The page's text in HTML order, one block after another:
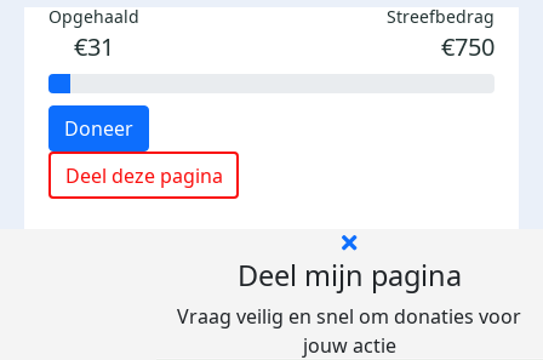
Opgehaald
€31
Streefbedrag
€750
Doneer
Deel deze pagina
Deel mijn pagina
Vraag veilig en snel om donaties voor
jouw actie